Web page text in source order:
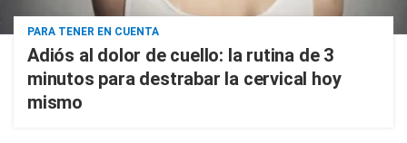
PARA TENER EN CUENTA
Adiós al dolor de cuello: la rutina de 3
minutos para destrabar la cervical hoy
mismo